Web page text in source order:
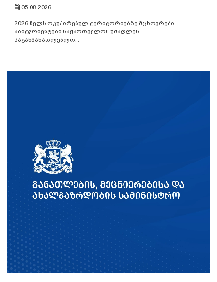
05.08.2026
2026 წელს ოკუპირებულ ტერიტორიებზე მცხოვრები
აბიტურიენტები საქართველოს უმაღლეს
საგანმანათლებლო...